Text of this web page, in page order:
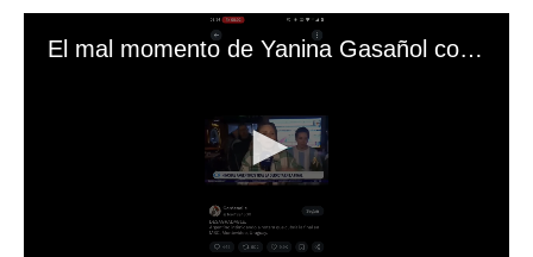
El mal momento de Yanina Gasañol con un hincha argentino en "Subrayado"